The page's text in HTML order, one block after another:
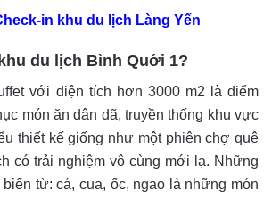
in khu du lịch Làng Yến
du lịch Bình Quới 1?
với diện tích hơn 3000 m2 là điểm
món ăn dân dã, truyền thống khu vực
thiết kế giống như một phiên chợ quê
có trải nghiệm vô cùng mới lạ. Những
từ: cá, cua, ốc, ngao là những món